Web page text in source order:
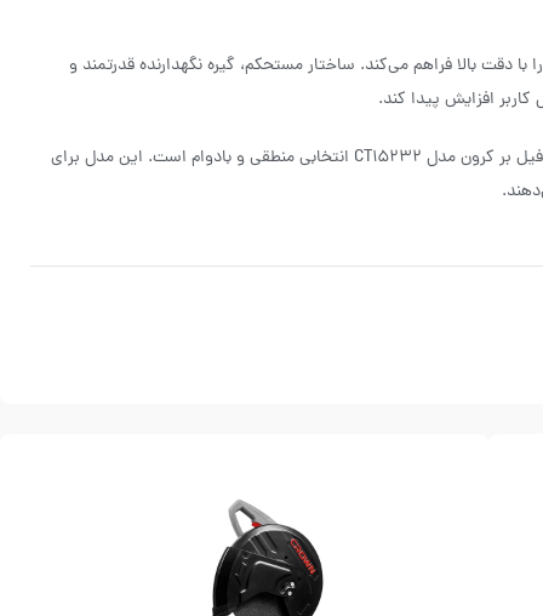
را با دقت بالا فراهم می‌کند. ساختار مستحکم، گیره نگهدارنده قدرتمند و
افزایش پیدا کند.
اگر به دنبال یک ابزار صنعتی مطمئن برای برش آهن و پروفیل هستید، اره پروفیل بر کرون مدل CT15232 انتخابی منطقی و بادوام است. این مدل برای